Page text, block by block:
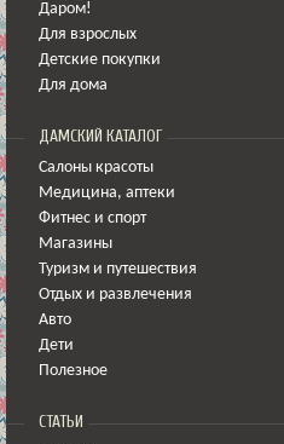
Даром!
Для взрослых
Детские покупки
Для дома
ДАМСКИЙ КАТАЛОГ
Салоны красоты
Медицина, аптеки
Фитнес и спорт
Магазины
Туризм и путешествия
Отдых и развлечения
Авто
Дети
Полезное
СТАТЬИ